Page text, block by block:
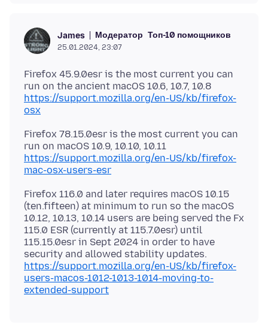
James Модератор Топ-10 помощников
25.01.2024, 23:07
Firefox 45.9.0esr is the most current you can
https://support.mozilla.org/en-US/kb/firefox-
osx
Firefox 78.15.0esr is the most current you can
https://support.mozilla.org/en-US/kb/firefox-
mac-osx-users-esr
Firefox 116.0 and later requires macOS 10.15
(ten.fifteen) at minimum to run so the macOS
10.12, 10.13, 10.14 users are being served the Fx
115.0 ESR (currently at 115.7.0esr) until
115.15.0esr in Sept 2024 in order to have
security and allowed stability updates.
https://support.mozilla.org/en-US/kb/firefox-
users-macos-1012-1013-1014-moving-to-
extended-support